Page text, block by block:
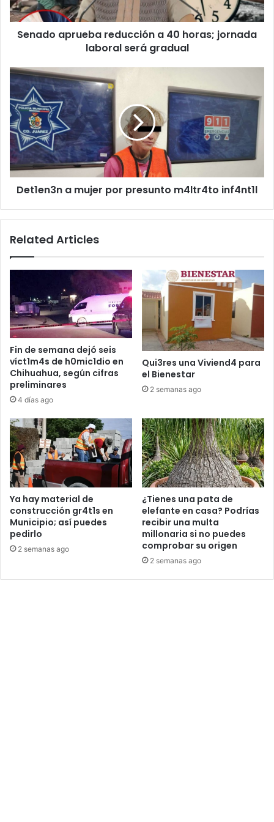
laboral
será
gradual
Senado aprueba reducción a 40 horas; jornada
laboral será gradual
Det1en3n
a
mujer
por
presunto
m4ltr4to
inf4nt1l
Det1en3n a mujer por presunto m4ltr4to inf4nt1l
Related Articles
Fin de semana dejó seis
víct1m4s de h0mic1dio en
Chihuahua, según cifras
preliminares
4 días ago
Qui3res una Viviend4 para
el Bienestar
2 semanas ago
Ya hay material de
construcción gr4t1s en
Municipio; así puedes
pedirlo
2 semanas ago
¿Tienes una pata de
elefante en casa? Podrías
recibir una multa
millonaria si no puedes
comprobar su origen
2 semanas ago